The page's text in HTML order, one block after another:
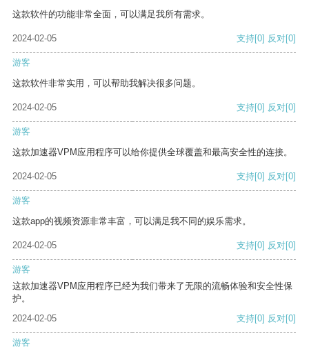
这款软件的功能非常全面，可以满足我所有需求。
2024-02-05 支持[0] 反对[0]
游客
这款软件非常实用，可以帮助我解决很多问题。
2024-02-05 支持[0] 反对[0]
游客
这款加速器VPM应用程序可以给你提供全球覆盖和最高安全性的连接。
2024-02-05 支持[0] 反对[0]
游客
这款app的视频资源非常丰富，可以满足我不同的娱乐需求。
2024-02-05 支持[0] 反对[0]
游客
这款加速器VPM应用程序已经为我们带来了无限的流畅体验和安全性保
护。
2024-02-05
支持[0] 反对[0]
游客